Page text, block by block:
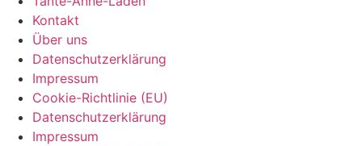
Kontakt
Über uns
Datenschutzerklärung
Impressum
Cookie-Richtlinie (EU)
Datenschutzerklärung
Impressum